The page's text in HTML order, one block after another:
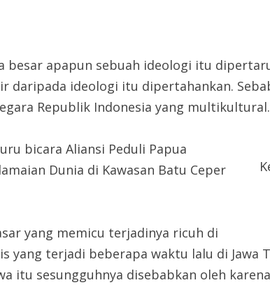
besar apapun sebuah ideologi itu
daripada ideologi itu dipertahankan.
Republik Indonesia yang
bicara Aliansi Peduli Papua
Dunia di Kawasan Batu Ceper
yang memicu terjadinya ricuh di
yang terjadi beberapa waktu lalu di
sesungguhnya disebabkan oleh